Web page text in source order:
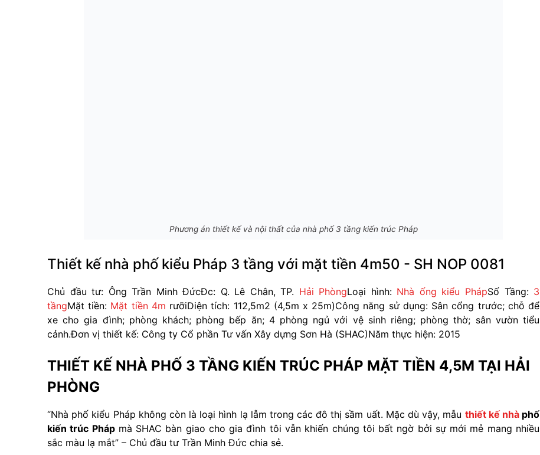
Phương án thiết kế và nội thất của nhà phố 3 tầng kiến trúc Pháp
Thiết kế nhà phố kiểu Pháp 3 tầng với mặt tiền 4m50 - SH NOP 0081
Chủ đầu tư: Ông Trần Minh ĐứcĐc: Q. Lê Chân, TP. Hải PhòngLoại hình: Nhà ống kiểu PhápSố Tầng: 3
tầngMặt tiền: Mặt tiền 4m rưỡiDiện tích: 112,5m2 (4,5m x 25m)Công năng sử dụng: Sân cổng trước; chỗ để
xe cho gia đình; phòng khách; phòng bếp ăn; 4 phòng ngủ với vệ sinh riêng; phòng thờ; sân vườn tiểu
cảnh.Đơn vị thiết kế: Công ty Cổ phần Tư vấn Xây dựng Sơn Hà (SHAC)Năm thực hiện: 2015
THIẾT KẾ NHÀ PHỐ 3 TẦNG KIẾN TRÚC PHÁP MẶT TIỀN 4,5M TẠI HẢI
PHÒNG
“Nhà phố kiểu Pháp không còn là loại hình lạ lẫm trong các đô thị sầm uất. Mặc dù vậy, mẫu thiết kế nhàphố
kiến trúc Phápmà SHAC bàn giao cho gia đình tôi vẫn khiến chúng tôi bất ngờ bởi sự mới mẻ mang nhiều
sắc màu lạ mắt” – Chủ đầu tư Trần Minh Đức chia sẻ.